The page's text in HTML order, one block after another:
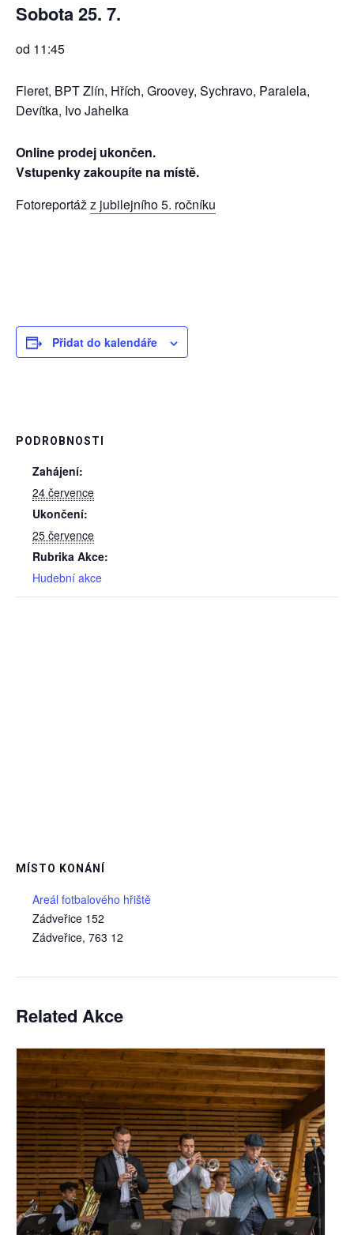
Sobota25. 7.
od 11:45
Fleret, BPT Zlín, Hřích, Groovey, Sychravo, Paralela,
Devítka, Ivo Jahelka
Online prodej ukončen.
Vstupenky zakoupíte na místě.
Fotoreportážz jubilejního 5. ročníku
Přidat do kalendáře
PODROBNOSTI
Zahájení:
24 července
Ukončení:
25 července
Rubrika Akce:
Hudební akce
MÍSTO KONÁNÍ
Areál fotbalového hřiště
Zádveřice 152
Zádveřice, 763 12
Related Akce